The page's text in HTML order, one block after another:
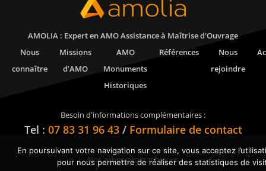
AMOLIA : Expert en AMO Assistance à Maîtrise d'Ouvrage
Nous
connaître
Missions
d’AMO
AMO
Monuments
Historiques
Références
Nous
rejoindre
Besoin d'informations complémentaires :
Tel : 07 83 31 96 43/ Formulaire de contact
Nos zones géographiques
En poursuivant votre navigation sur ce site, vous acceptez
pour nous permettre de réaliser des statistiques de